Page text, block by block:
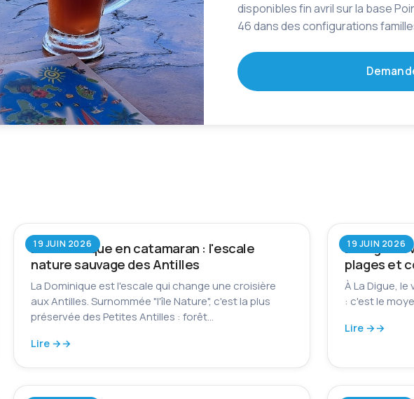
disponibles fin avril sur la base
46 dans des configurations
19 JUIN 2026
La Dominique en catamaran : l'escale
nature sauvage des Antilles
La Dominique est l'escale qui change une croisière
aux Antilles. Surnommée "l'île Nature", c'est la plus
préservée des Petites Antilles : forêt…
Lire →
19 JUIN 2026
La Digue à
plages et
À La Digue,
: c'est le
Lire →